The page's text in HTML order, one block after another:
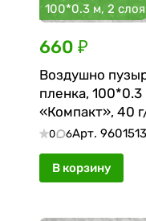
100*0.3 м, 2 слоя
660 ₽
Воздушно
пленка, 100*0.3
«Компакт», 40
двухслойная
0 6Арт. 9601513
В корзину